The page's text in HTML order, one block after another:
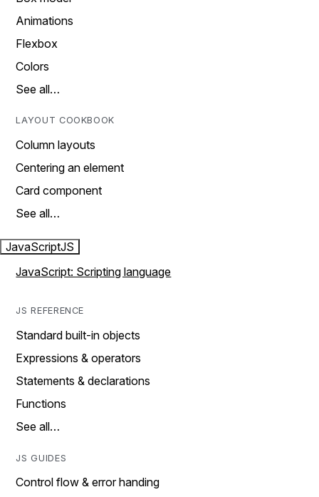
Animations
Flexbox
Colors
See all…
LAYOUT COOKBOOK
Column layouts
Centering an element
Card component
See all…
JavaScriptJS
JavaScript: Scripting language
JS REFERENCE
Standard built-in objects
Expressions & operators
Statements & declarations
Functions
See all…
JS GUIDES
Control flow & error handing